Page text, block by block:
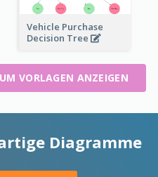
Vehicle Purchase
Decision Tree
VORLAGEN ANZEIGEN
Diagramme